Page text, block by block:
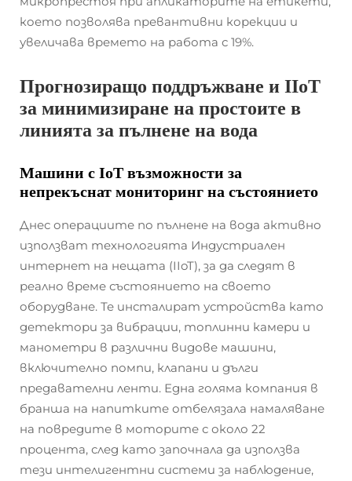
което позволява превантивни корекции и
увеличава времето на работа с 19%.
Прогнозиращо поддръжване и IIoT
за минимизиране на простоите в
линията за пълнене на вода
Машини с IoT възможности за
непрекъснат мониторинг на състоянието
Днес операциите по пълнене на вода активно
използват технологията Индустриален
интернет на нещата (IIoT), за да следят в
реално време състоянието на своето
оборудване. Те инсталират устройства като
детектори за вибрации, топлинни камери и
манометри в различни видове машини,
включително помпи, клапани и дълги
предавателни ленти. Една голяма компания в
бранша на напитките отбелязала намаляване
на повредите в моторите с около 22
процента, след като започнала да използва
тези интелигентни системи за наблюдение,